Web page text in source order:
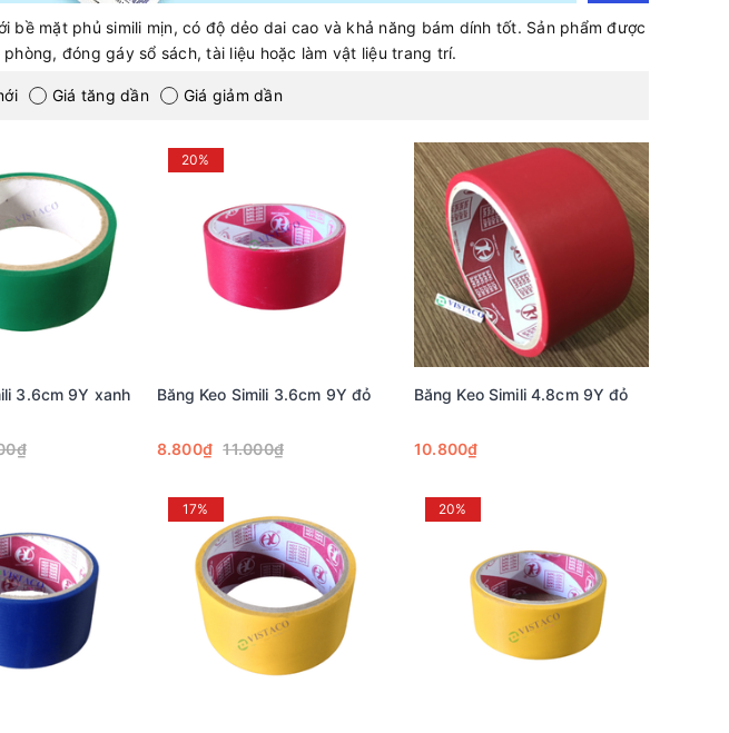
bề mặt phủ simili mịn, có độ dẻo dai cao và khả năng bám dính tốt. Sản phẩm được
đóng gáy sổ sách, tài liệu hoặc làm vật liệu trang trí.
Giá tăng dần Giá giảm dần
3.6cm 9Y xanh
20%
Băng Keo Simili 3.6cm 9Y đỏ
8.800₫ 11.000₫
Băng Keo Simili 4.8cm 9Y đỏ
10.800₫
17% 20%